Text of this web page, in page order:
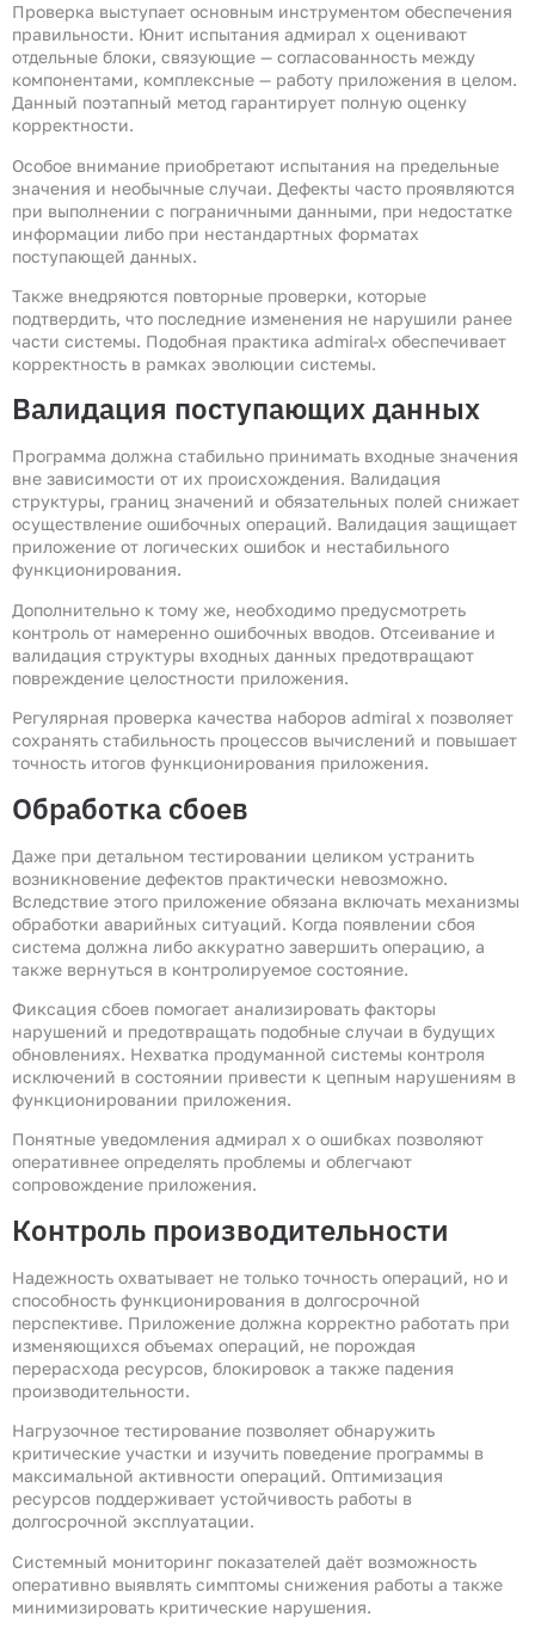
Проверка выступает основным инструментом обеспечения
правильности. Юнит испытания адмирал х оценивают
отдельные блоки, связующие — согласованность между
компонентами, комплексные — работу приложения в целом.
Данный поэтапный метод гарантирует полную оценку
корректности.
Особое внимание приобретают испытания на предельные
значения и необычные случаи. Дефекты часто проявляются
при выполнении с пограничными данными, при недостатке
информации либо при нестандартных форматах
поступающей данных.
Также внедряются повторные проверки, которые
подтвердить, что последние изменения не нарушили ранее
части системы. Подобная практика admiral-x обеспечивает
корректность в рамках эволюции системы.
Валидация поступающих данных
Программа должна стабильно принимать входные значения
вне зависимости от их происхождения. Валидация
структуры, границ значений и обязательных полей снижает
осуществление ошибочных операций. Валидация защищает
приложение от логических ошибок и нестабильного
функционирования.
Дополнительно к тому же, необходимо предусмотреть
контроль от намеренно ошибочных вводов. Отсеивание и
валидация структуры входных данных предотвращают
повреждение целостности приложения.
Регулярная проверка качества наборов admiral x позволяет
сохранять стабильность процессов вычислений и повышает
точность итогов функционирования приложения.
Обработка сбоев
Даже при детальном тестировании целиком устранить
возникновение дефектов практически невозможно.
Вследствие этого приложение обязана включать механизмы
обработки аварийных ситуаций. Когда появлении сбоя
система должна либо аккуратно завершить операцию, а
также вернуться в контролируемое состояние.
Фиксация сбоев помогает анализировать факторы
нарушений и предотвращать подобные случаи в будущих
обновлениях. Нехватка продуманной системы контроля
исключений в состоянии привести к цепным нарушениям в
функционировании приложения.
Понятные уведомления адмирал х о ошибках позволяют
оперативнее определять проблемы и облегчают
сопровождение приложения.
Контроль производительности
Надежность охватывает не только точность операций, но и
способность функционирования в долгосрочной
перспективе. Приложение должна корректно работать при
изменяющихся объемах операций, не порождая
перерасхода ресурсов, блокировок а также падения
производительности.
Нагрузочное тестирование позволяет обнаружить
критические участки и изучить поведение программы в
максимальной активности операций. Оптимизация
ресурсов поддерживает устойчивость работы в
долгосрочной эксплуатации.
Системный мониторинг показателей даёт возможность
оперативно выявлять симптомы снижения работы а также
минимизировать критические нарушения.